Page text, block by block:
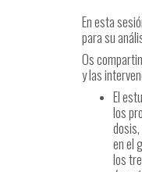
En esta
para su
Os
y las
El
los
en el
los